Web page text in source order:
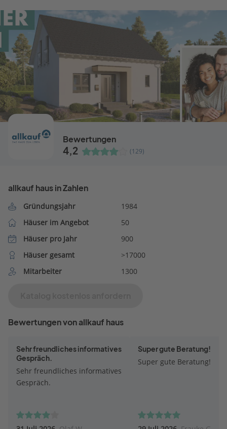
Bewertungen
4,2 (129)
allkauf haus in Zahlen
Gründungsjahr
1984
Häuser im Angebot
50
Häuser pro Jahr
900
Häuser gesamt
>17000
Mitarbeiter
1300
Bewertungen von allkauf haus
Sehr freundliches informatives
Gespräch.
Sehr freundliches informatives
Gespräch.
Super gute Beratung!
Super gute Beratung!